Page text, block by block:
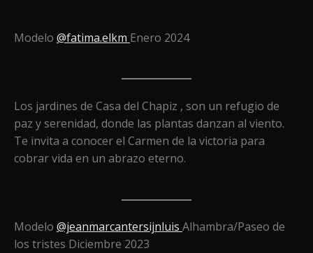
Modelo @fatima.elkm Enero 2024
Los jardines de Casa del Chapiz , son un refugio de
paz y serenidad, donde las plantas danzan al viento.
Te invita a conocer el Carmen de la victoria para
cobrar vida en un abrazo eterno.
Modelo @jeanmarcantersijnluis Alhambra/Paseo de
los tristes Diciembre 2023